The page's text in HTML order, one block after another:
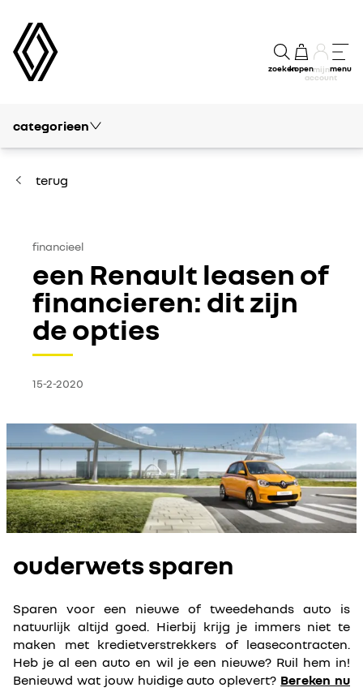
zoekenkopenmijn
account
menu
categorieen
blog
modellen
kennis
financieel
concept cars
terug
financieel
een Renault leasen of
financieren: dit zijn
de opties
15-2-2020
ouderwets sparen
Sparen voor een nieuwe of tweedehands auto is
natuurlijk altijd goed. Hierbij krijg je immers niet te
maken met kredietverstrekkers of leasecontracten.
Heb je al een auto en wil je een nieuwe? Ruil hem in!
Benieuwd wat jouw huidige auto oplevert? Bereken nu